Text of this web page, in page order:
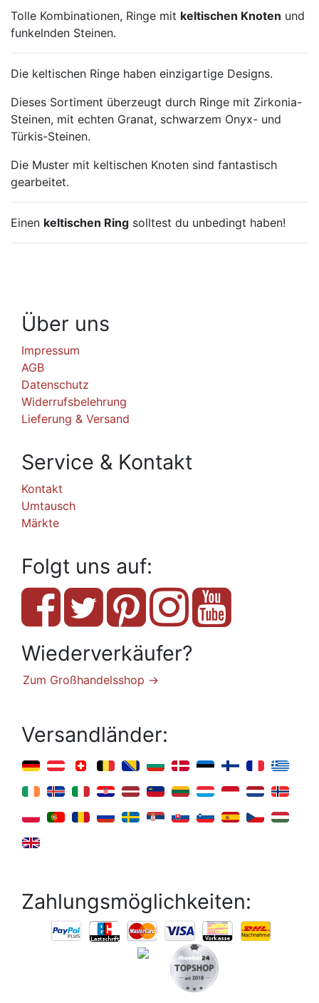
Tolle Kombinationen, Ringe mit keltischen Knoten und
funkelnden Steinen.
Die keltischen Ringe haben einzigartige Designs.
Dieses Sortiment überzeugt durch Ringe mit Zirkonia-
Steinen, mit echten Granat, schwarzem Onyx- und
Türkis-Steinen.
Die Muster mit keltischen Knoten sind fantastisch
gearbeitet.
Einen keltischen Ring solltest du unbedingt haben!
Über uns
Impressum
AGB
Datenschutz
Widerrufsbelehrung
Lieferung & Versand
Service & Kontakt
Kontakt
Umtausch
Märkte
Folgt uns auf:
Wiederverkäufer?
Zum Großhandelsshop →
Versandländer:
Zahlungsmöglichkeiten: